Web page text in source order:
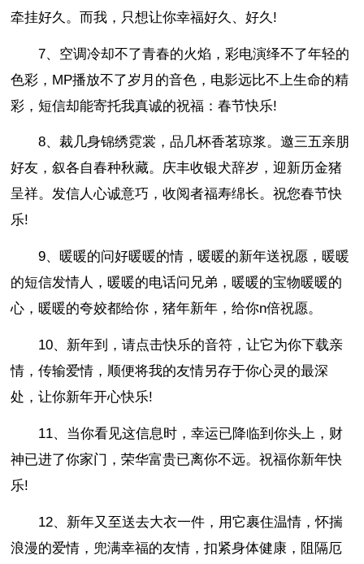
牵挂好久。而我，只想让你幸福好久、好久!
7、空调冷却不了青春的火焰，彩电演绎不了年轻的
色彩，MP播放不了岁月的音色，电影远比不上生命的精
彩，短信却能寄托我真诚的祝福：春节快乐!
8、裁几身锦绣霓裳，品几杯香茗琼浆。邀三五亲朋
好友，叙各自春种秋藏。庆丰收银犬辞岁，迎新历金猪
呈祥。发信人心诚意巧，收阅者福寿绵长。祝您春节快
乐!
9、暖暖的问好暖暖的情，暖暖的新年送祝愿，暖暖
的短信发情人，暖暖的电话问兄弟，暖暖的宝物暖暖的
心，暖暖的夸姣都给你，猪年新年，给你n倍祝愿。
10、新年到，请点击快乐的音符，让它为你下载亲
情，传输爱情，顺便将我的友情另存于你心灵的最深
处，让你新年开心快乐!
11、当你看见这信息时，幸运已降临到你头上，财
神已进了你家门，荣华富贵已离你不远。祝福你新年快
乐!
12、新年又至送去大衣一件，用它裹住温情，怀揣
浪漫的爱情，兜满幸福的友情，扣紧身体健康，阻隔厄